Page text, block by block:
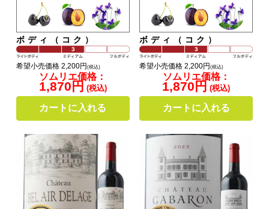
ボディ（コク）
希望小売価格 2,200円 (税込)
ソムリエ価格：
1,870円 (税込)
カートに入れる
ボディ（コク）
希望小売価格 2,200円(税込)
ソムリエ価格：
1,870円 (税込)
カートに入れる